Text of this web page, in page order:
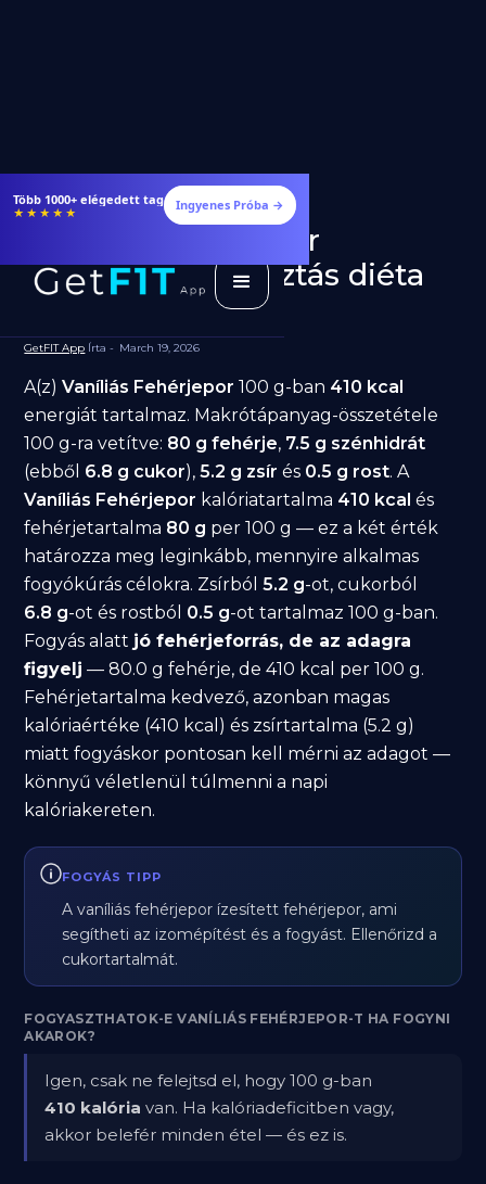
Több 1000+ elégedett tag
★★★★★ Ingyenes Próba →
Vaníliás Fehérjepor
fogyásra: jó választás diéta
GetFIT App Írta - March 19, 2026
A(z)Vaníliás Fehérjepor 100 g-ban 410 kcal
energiát tartalmaz. Makrótápanyag-összetétele
100 g-ra vetítve: 80 g fehérje, 7.5 g szénhidrát
(ebből 6.8 g cukor),5.2 g zsír és 0.5 g rost. A
Vaníliás Fehérjepor kalóriatartalma 410 kcal és
fehérjetartalma 80 g per 100 g — ez a két érték
határozza meg leginkább, mennyire alkalmas
fogyókúrás célokra. Zsírból5.2 g-ot, cukorból
6.8 g-ot és rostból 0.5 g-ot tartalmaz 100 g-ban.
Fogyás alatt jó fehérjeforrás, de az adagra
figyelj — 80.0 g fehérje, de 410 kcal per 100 g.
Fehérjetartalma kedvező, azonban magas
kalóriaértéke (410 kcal) és zsírtartalma (5.2 g)
miatt fogyáskor pontosan kell mérni az adagot —
könnyű véletlenül túlmenni a napi
kalóriakereten.
FOGYÁS TIPP
A vaníliás fehérjepor ízesített fehérjepor, ami
segítheti az izomépítést és a fogyást. Ellenőrizd a
cukortartalmát.
FOGYASZTHATOK-E VANÍLIÁS FEHÉRJEPOR-T HA FOGYNI
AKAROK?
Igen, csak ne felejtsd el, hogy 100 g-ban
410 kalória van. Ha kalóriadeficitben vagy,
akkor belefér minden étel — és ez is.